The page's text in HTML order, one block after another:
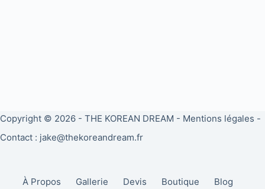
Copyright © 2026 - THE KOREAN DREAM - Mentions légales -
Contact : jake@thekoreandream.fr
À Propos Gallerie Devis Boutique Blog